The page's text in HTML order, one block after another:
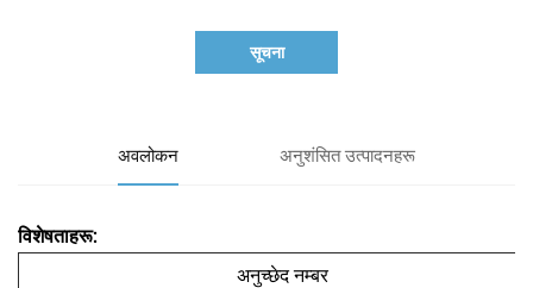
सूचना
अवलोकन अनुशंसित उत्पादनहरू
विशेषताहरू:
अनुच्छेद नम्बर